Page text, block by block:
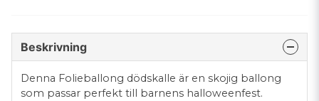
Beskrivning
Denna Folieballong dödskalle är en skojig ballong
som passar perfekt till barnens halloweenfest.